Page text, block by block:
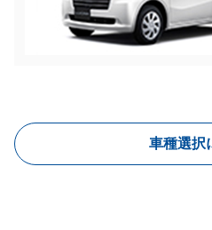
車種選択